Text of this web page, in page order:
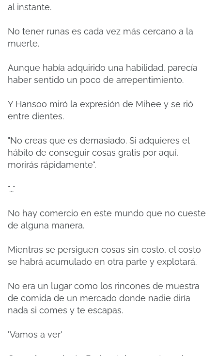
al instante.
No tener runas es cada vez más cercano a la
muerte.
Aunque había adquirido una habilidad, parecía
haber sentido un poco de arrepentimiento.
Y Hansoo miró la expresión de Mihee y se rió
entre dientes.
"No creas que es demasiado. Si adquieres el
hábito de conseguir cosas gratis por aquí,
morirás rápidamente".
"..."
No hay comercio en este mundo que no cueste
de alguna manera.
Mientras se persiguen cosas sin costo, el costo
se habrá acumulado en otra parte y explotará.
No era un lugar como los rincones de muestra
de comida de un mercado donde nadie diría
nada si comes y te escapas.
'Vamos a ver'